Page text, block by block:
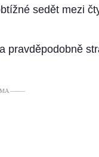
sedět mezi
pravděpodobně
–––––